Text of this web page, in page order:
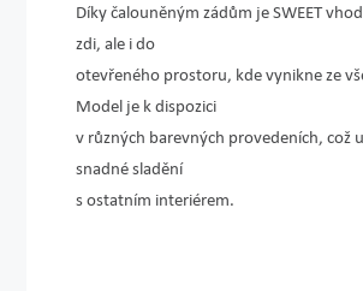
Díky čalouněným zádům je SWEET
zdi, ale i do
otevřeného prostoru, kde vynikne ze
Model je k dispozici
v různých barevných provedeních, což
snadné sladění
s ostatním interiérem.